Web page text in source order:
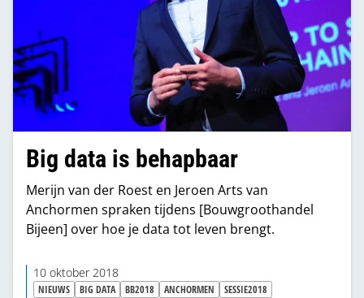
Big data is behapbaar
Merijn van der Roest en Jeroen Arts van
Anchormen spraken tijdens [Bouwgroothandel
Bijeen] over hoe je data tot leven brengt.
10 oktober 2018
NIEUWS BIG DATA BB2018 ANCHORMEN SESSIE2018